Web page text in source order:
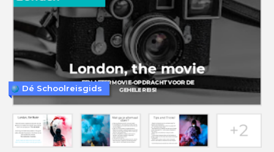
Dé Schoolreisgids